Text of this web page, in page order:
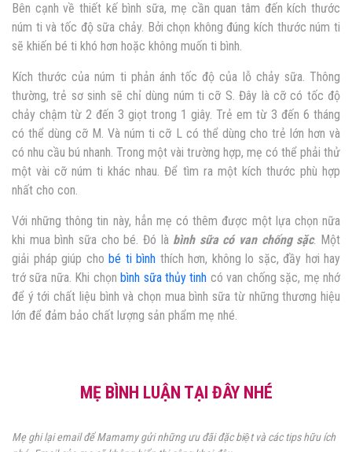
Bên cạnh về thiết kế bình sữa, mẹ cần quan tâm đến kích thước
núm ti và tốc độ sữa chảy. Bởi chọn không đúng kích thước núm ti
sẽ khiến bé ti khó hơn hoặc không muốn ti bình.
Kích thước của núm ti phản ánh tốc độ của lỗ chảy sữa. Thông
thường, trẻ sơ sinh sẽ chỉ dùng núm ti cỡ S. Đây là cỡ có tốc độ
chảy chậm từ 2 đến 3 giọt trong 1 giây. Trẻ em từ 3 đến 6 tháng
có thể dùng cỡ M. Và núm ti cỡ L có thể dùng cho trẻ lớn hơn và
có nhu cầu bú nhanh. Trong một vài trường hợp, mẹ có thể phải thử
một vài cỡ núm ti khác nhau. Để tìm ra một kích thước phù hợp
nhất cho con.
Với những thông tin này, hẳn mẹ có thêm được một lựa chọn nữa
khi mua bình sữa cho bé. Đó là bình sữa có van chống sặc. Một
giải pháp giúp cho bé ti bình thích hơn, không lo sặc, đầy hơi hay
trớ sữa nữa. Khi chọn bình sữa thủy tinh có van chống sặc, mẹ nhớ
để ý tới chất liệu bình và chọn mua bình sữa từ những thương hiệu
lớn để đảm bảo chất lượng sản phẩm mẹ nhé.
MẸ BÌNH LUẬN TẠI ĐÂY NHÉ
Mẹ ghi lại email để Mamamy gửi những ưu đãi đặc biệt và các tips hữu ích